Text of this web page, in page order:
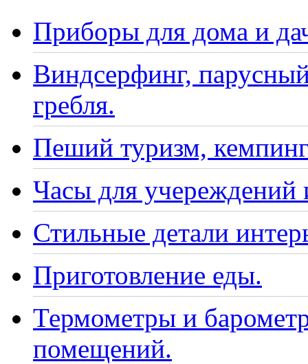
Приборы для дома и
Виндсерфинг,
гребля.
Пеший туризм,
Часы для учереждений
Стильные детали
Приготовление еды.
Термометры и
помещений.